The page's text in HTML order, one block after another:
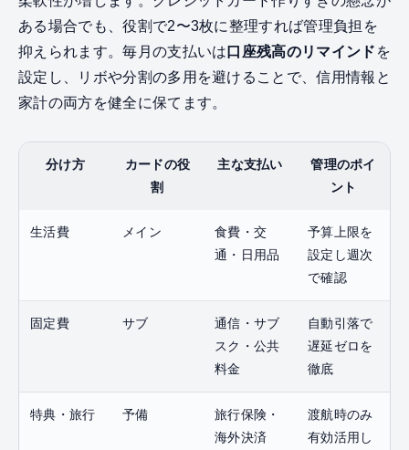
ある場合でも、役割で2〜3枚に整理すれば管理負担を
抑えられます。毎月の支払いは 口座残高のリマインド を
設定し、リボや分割の多用を避けることで、信用情報と
家計の両方を健全に保てます。
分け方
カードの役
割
主な支払い
管理のポイ
ント
生活費 メイン
食費・交
通・日用品
予算上限を
設定し週次
で確認
固定費 サブ
通信・サブ
スク・公共
料金
自動引落で
遅延ゼロを
徹底
特典・旅行 予備
旅行保険・
海外決済
渡航時のみ
有効活用し